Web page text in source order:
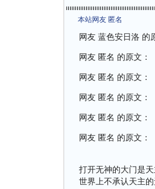
本站网友 匿名
网友 蓝色安日洛 的
网友 匿名 的原文：
网友 匿名 的原文：
网友 匿名 的原文：
网友 匿名 的原文：
网友 匿名 的原文：
打开无神的大门是
世界上不承认天主